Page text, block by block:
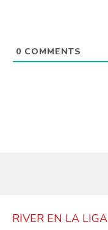
0 COMMENTS
RIVER EN LA LIGA